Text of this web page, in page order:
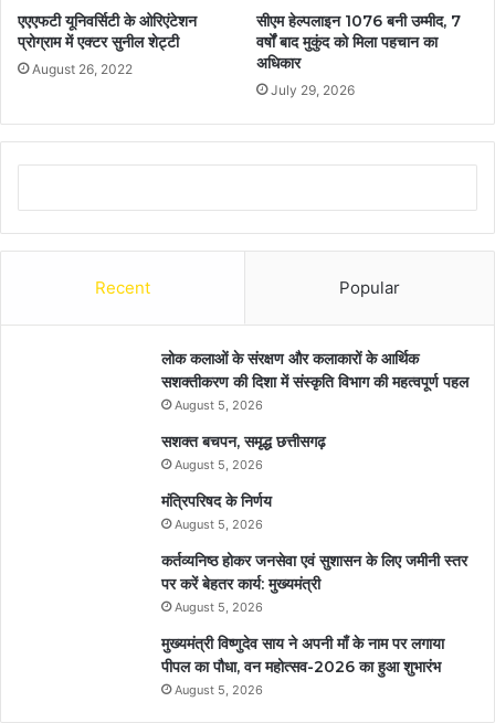
एएएफटी यूनिवर्सिटी के ओरिएंटेशन
प्रोग्राम में एक्टर सुनील शेट्टी
August 26, 2022
सीएम हेल्पलाइन 1076 बनी उम्मीद, 7
वर्षों बाद मुकुंद को मिला पहचान का
अधिकार
July 29, 2026
Recent Popular
लोक कलाओं के संरक्षण और कलाकारों के आर्थिक
सशक्तीकरण की दिशा में संस्कृति विभाग की महत्वपूर्ण पहल
August 5, 2026
सशक्त बचपन, समृद्ध छत्तीसगढ़
August 5, 2026
मंत्रिपरिषद के निर्णय
August 5, 2026
कर्तव्यनिष्ठ होकर जनसेवा एवं सुशासन के लिए जमीनी स्तर
पर करें बेहतर कार्य: मुख्यमंत्री
August 5, 2026
मुख्यमंत्री विष्णुदेव साय ने अपनी माँ के नाम पर लगाया
पीपल का पौधा, वन महोत्सव-2026 का हुआ शुभारंभ
August 5, 2026